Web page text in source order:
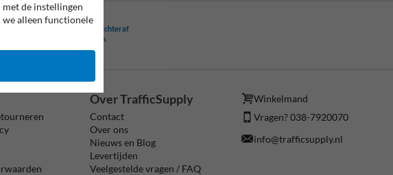
Betaling achteraf
is mogelijk
Over TrafficSupply
Contact
Over ons
Nieuws en Blog
Levertijden
Veelgestelde vragen / FAQ
Winkelmand
Vragen? 038-7920070
info@trafficsupply.nl
de instellingen
we alleen functionele